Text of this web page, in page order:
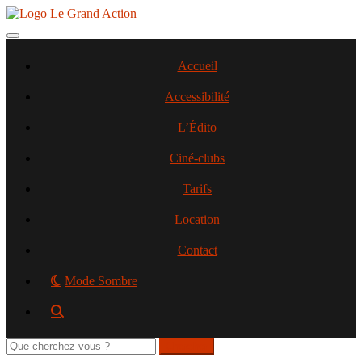
Aller
contenu
Toggle navigation
Accueil
Accessibilité
L’Édito
Ciné-clubs
Tarifs
Location
Contact
Mode Sombre
Rechercher
sur